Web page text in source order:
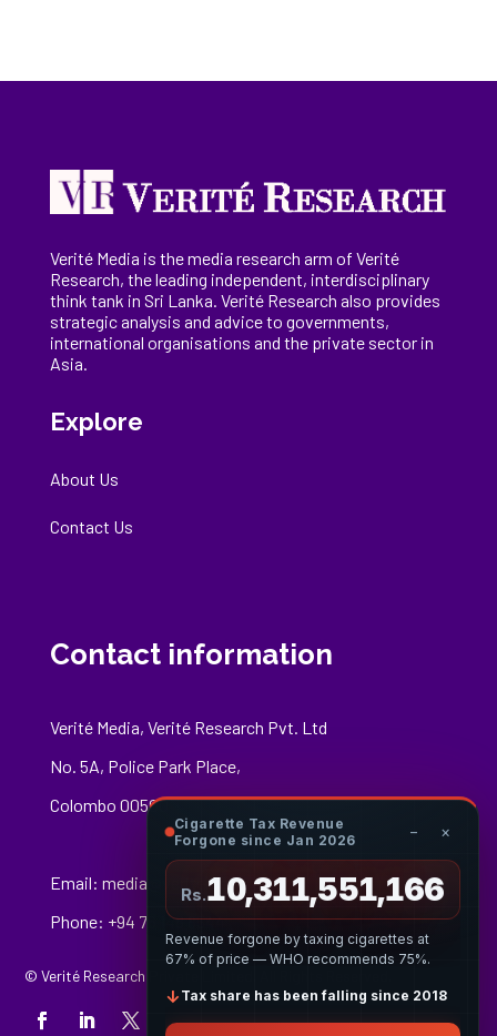
Verité Media is the media research arm of Verité
Research, theleading independent, interdisciplinary
think tank in Sri Lanka. Verité Research also provides
strategic analysis and advice to governments,
international organisations and the private sector in
Asia.
Explore
About Us
Contact Us
Contact information
Verité Media, Verité Research Pvt. Ltd
No. 5A, Police Park Place,
Colombo 00500
Email: media@veriteresearch.org
Phone: +94 76 148 8544
© Verité Research Private Limited. All Rights Reserved.
Cigarette Tax Revenue
Forgone since Jan 2026
− ×
Rs.10,311,551,379
Revenue forgone by taxing cigarettes at
67% of price — WHO recommends 75%.
↓ Tax share has been falling since 2018